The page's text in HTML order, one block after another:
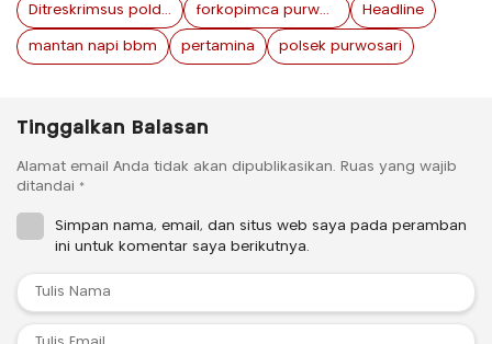
Ditreskrimsus polda jawa timur forkopimca purwosari Headline
mantan napi bbm pertamina polsek purwosari
Tinggalkan Balasan
Alamat email Anda tidak akan dipublikasikan. Ruas yang wajib
ditandai *
Simpan nama, email, dan situs web saya pada peramban
ini untuk komentar saya berikutnya.